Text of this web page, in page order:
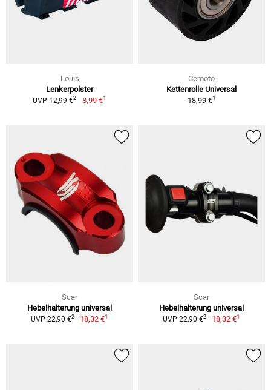
Louis
Lenkerpolster
UVP 12,99 €2 8,99 €1
Cemoto
Kettenrolle Universal
18,99 €1
Scar
Hebelhalterung universal
UVP 22,90 €2 18,32 €1
Scar
Hebelhalterung universal
UVP 22,90 €2 18,32 €1